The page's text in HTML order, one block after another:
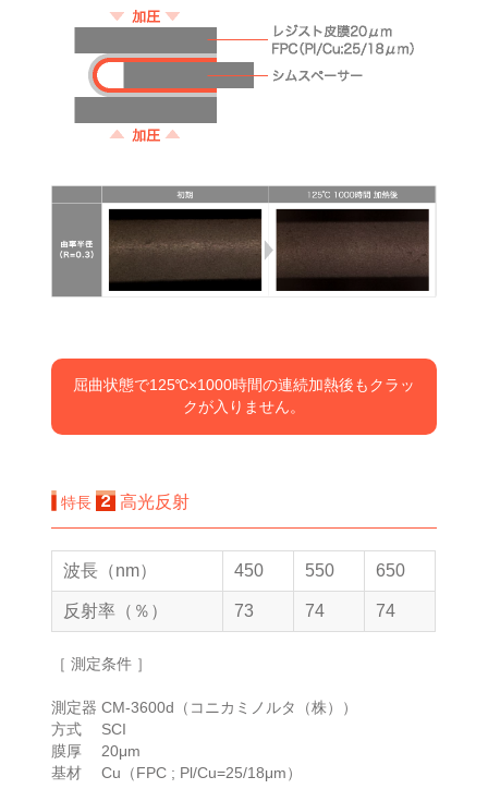
屈曲状態で125℃×1000時間の連続加熱後もクラッ
クが入りません。
特長 高光反射
波長（nm） 450 550 650
反射率（％） 73 74 74
［ 測定条件 ］
測定器 CM-3600d（コニカミノルタ（株））
方式 SCI
膜厚 20μm
基材 Cu（FPC ; Pl/Cu=25/18μm）